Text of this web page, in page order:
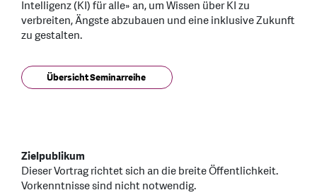
Intelligenz (KI) für alle» an, um Wissen über KI zu
verbreiten, Ängste abzubauen und eine inklusive Zukunft
zu gestalten.
Übersicht Seminarreihe
Zielpublikum
Dieser Vortrag richtet sich an die breite Öffentlichkeit.
Vorkenntnisse sind nicht notwendig.